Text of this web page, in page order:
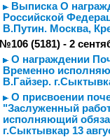
Выписка О
Российской
В.Путин. Москва,
№106 (5181) - 2
О награждении
Временно
В.Гайзер.
О присвоении
"Заслуженный
исполняющий
г.Сыктывкар 13